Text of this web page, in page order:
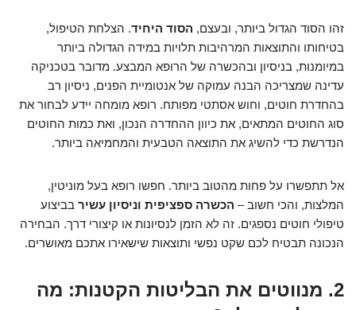
זהו הסוד הגדול ביותר, ובעצם, הסוד היחיד. הצלחת הטיפול,
בטיחותו והתוצאות המרהיבות תלויות במידה הגדולה ביותר
במיומנות, בניסיון ובהכשרה של הרופא המבצע. מדובר בטכניקה
עדינה שמצריכה הבנה עמוקה של אנטומיית הפנים, ניסיון רב
בהחדרת חוטים, וחוש אסתטי מפותח. רופא מומחה יידע לבחור את
סוג החוטים המתאים, את כיוון ההחדרה הנכון, ואת כמות החוטים
הנדרשת כדי להשיג את התוצאה הטבעית והמחמיאה ביותר.
אל תתפשרו על פחות מהטוב ביותר. חפשו רופא בעל מוניטין,
המלצות, והכי חשוב – הכשרה ספציפית וניסיון עשיר בביצוע
טיפולי חוטים נספגים. זה לא הזמן לנסיונות או קיצורי דרך. הבחירה
הנכונה תבטיח לכם שקט נפשי ותוצאות שישאירו אתכם מאושרים.
2. מנווטים את הבליטות הקטנות: מה